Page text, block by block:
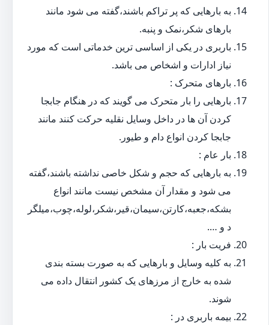
به بارهایی که پر تراکم باشند،گفته می شود مانند
بارهای شکر،نمک و پنبه.
باربری در یکی از اساسی ترین خدماتی است که مورد
نیاز ادارات و اشخاص می باشد.
بارهای متحرک :
بارهایی را بار متحرک می گویند که در هنگام جابجا
کردن آن ها در داخل وسایل نقلیه حرکت کنند مانند
جابجا کردن انواع دام و طیور.
بار عام :
به بارهایی که حجم و شکل خاصی نداشته باشند،گفته
می شود و مقدار آن مشخص نیست مانند انواع
بشکه،جعبه،کارتن،سیمان،قیر،شکر،لوله،چوب،میلگر
د و ….
فریت بار :
به کلیه وسایل و بارهایی که به صورت بسته بندی
شده به خارج از مرزهای یک کشور انتقال داده می
شوند.
بیمه باربری در :